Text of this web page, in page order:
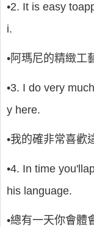
•2. It is easy
i.
•阿瑪尼的精緻工
•3. I do very
y here.
•我的確非常喜歡
•4. In time
his language.
•總有一天你會體